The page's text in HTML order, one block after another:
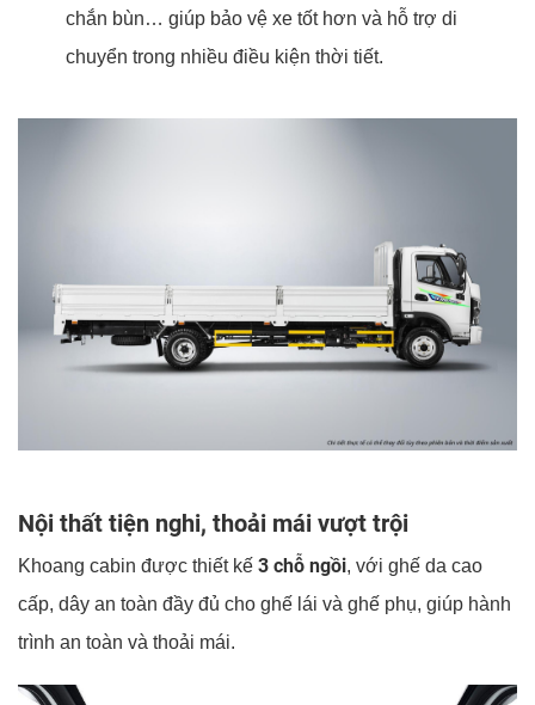
chắn bùn… giúp bảo vệ xe tốt hơn và hỗ trợ di
chuyển trong nhiều điều kiện thời tiết.
Nội thất tiện nghi, thoải mái vượt trội
Khoang cabin được thiết kế 3 chỗ ngồi, với ghế da cao
cấp, dây an toàn đầy đủ cho ghế lái và ghế phụ, giúp hành
trình an toàn và thoải mái.